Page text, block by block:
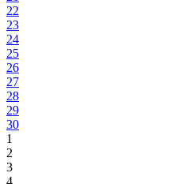
22
23
24
25
26
27
28
29
30
1
2
3